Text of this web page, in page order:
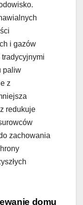
i gazów
paliw
z
redukuje
zachowania
domu